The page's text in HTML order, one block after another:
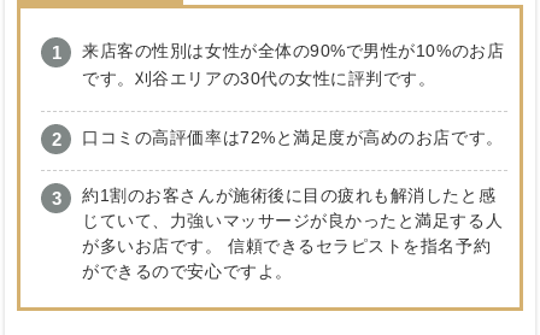
来店客の性別は女性が全体の90%で男性が10%のお店
です。刈谷エリアの30代の女性に評判です。
口コミの高評価率は72%と満足度が高めのお店です。
約1割のお客さんが施術後に目の疲れも解消したと感
じていて、力強いマッサージが良かったと満足する人
が多いお店です。 信頼できるセラピストを指名予約
ができるので安心ですよ。